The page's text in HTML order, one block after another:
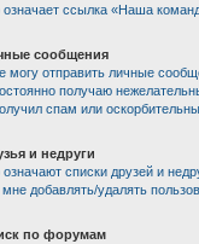
означает ссылка «Наша
сообщения
могу отправить личные
получаю
спам или
и недруги
означают списки друзей и
мне добавлять/удалять
по форумам